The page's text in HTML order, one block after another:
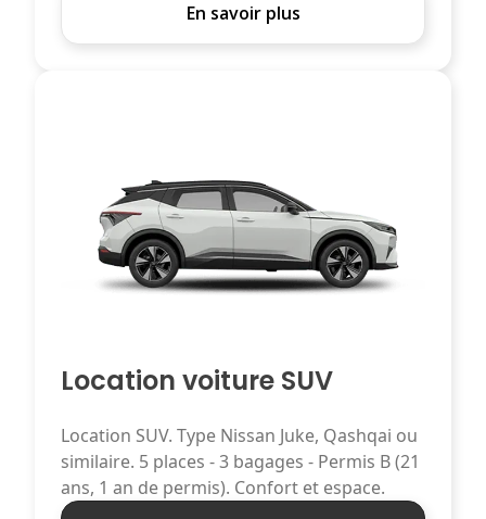
En savoir plus
Location voiture SUV
Location SUV. Type Nissan Juke, Qashqai ou
similaire. 5 places - 3 bagages - Permis B (21
ans, 1 an de permis). Confort et espace.